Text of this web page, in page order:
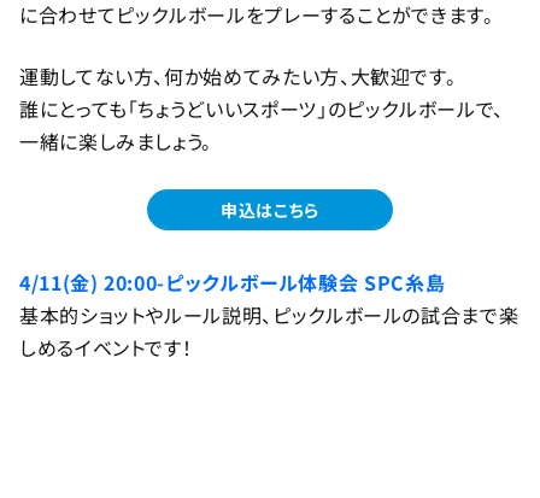
に合わせてピックルボールをプレーすることができます。
運動してない方、何か始めてみたい方、大歓迎です。
誰にとっても「ちょうどいいスポーツ」のピックルボールで、
一緒に楽しみましょう。
申込はこちら
4/11(金) 20:00-ピックルボール体験会 SPC糸島
基本的ショットやルール説明、ピックルボールの試合まで楽
しめるイベントです！